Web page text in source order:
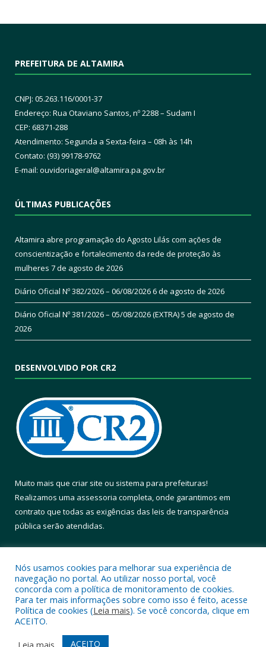
PREFEITURA DE ALTAMIRA
CNPJ: 05.263.116/0001-37
Endereço: Rua Otaviano Santos, nº 2288 – Sudam I
CEP: 68371-288
Atendimento: Segunda a Sexta-feira – 08h às 14h
Contato: (93) 99178-9762
E-mail: ouvidoriageral@altamira.pa.gov.br
ÚLTIMAS PUBLICAÇÕES
Altamira abre programação do Agosto Lilás com ações de
conscientização e fortalecimento da rede de proteção às
mulheres 7 de agosto de 2026
Diário Oficial Nº 382/2026 – 06/08/20266 de agosto de 2026
Diário Oficial Nº 381/2026 – 05/08/2026 (EXTRA)5 de agosto de
2026
DESENVOLVIDO POR CR2
Muito mais que criar site ou sistema para prefeituras!
Realizamos uma assessoria completa, onde garantimos em
contrato que todas as exigências das leis de transparência
pública serão atendidas.
Todos os direitos reservados a Prefeitura Municipal de Altamira.
Mapa do Site Acessar Área Administrativa
Nós usamos cookies para melhorar sua experiência de
navegação no portal. Ao utilizar nosso portal, você
concorda com a política de monitoramento de cookies.
Para ter mais informações sobre como isso é feito, acesse
Política de cookies (Leia mais). Se você concorda, clique em
ACEITO.
Leia mais
ACEITO